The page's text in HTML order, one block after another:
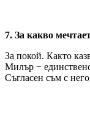
7. За какво
За покой. Както
Милър −
Съгласен съм с